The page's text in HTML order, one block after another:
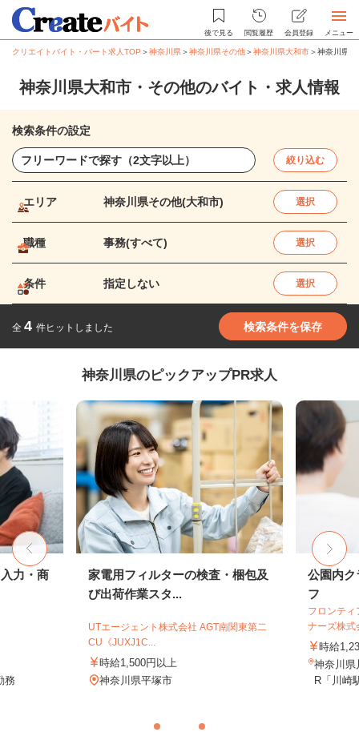
後で見る 閲覧履歴 会員登録 メニュー
クリエイトバイト・パート求人TOP ＞神奈川県＞神奈川県その他＞神奈川県大和市＞神奈川県
神奈川県大和市・その他のバイト・求人情報
検索条件の設定
絞り込む
エリア 神奈川県その他(大和市) 選択
職種 事務(すべて) 選択
条件 指定しない 選択
全 4 件ヒットしました 検索条件を保存
神奈川県のピックアップPR求人
力・商
務
家電用フィルターの検査・梱包及
び出荷作業スタ...
UTエージェント株式会社 AGT南関東第二
CU《JUXJ1C...
時給1,500円以上
神奈川県平塚市
公園内ク
フ
フロンテ
ナーズ株式
時給
神奈川県
R「川崎